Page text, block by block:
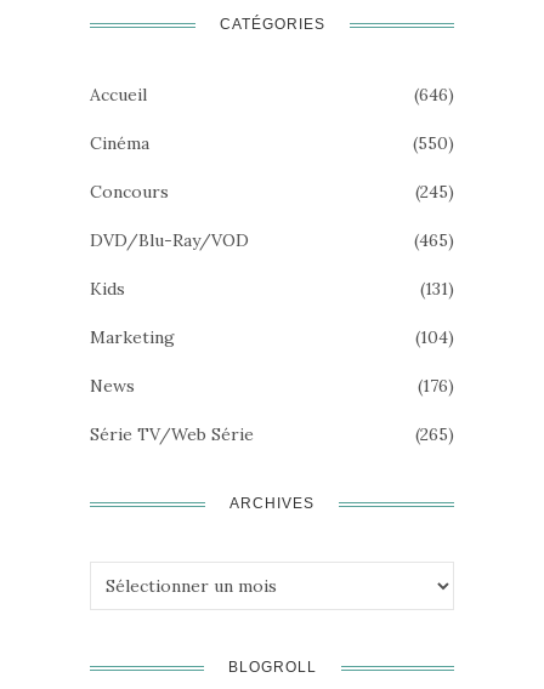
CATÉGORIES
Accueil (646)
Cinéma (550)
Concours (245)
DVD/Blu-Ray/VOD (465)
Kids (131)
Marketing (104)
News (176)
Série TV/Web Série (265)
ARCHIVES
Archives
BLOGROLL